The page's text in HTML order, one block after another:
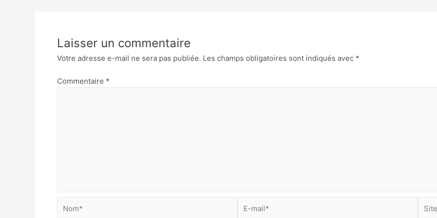
Laisser un commentaire
Votre adresse e-mail ne sera pas publiée. Les champs obligatoires sont indiqués avec *
Commentaire *
mail*